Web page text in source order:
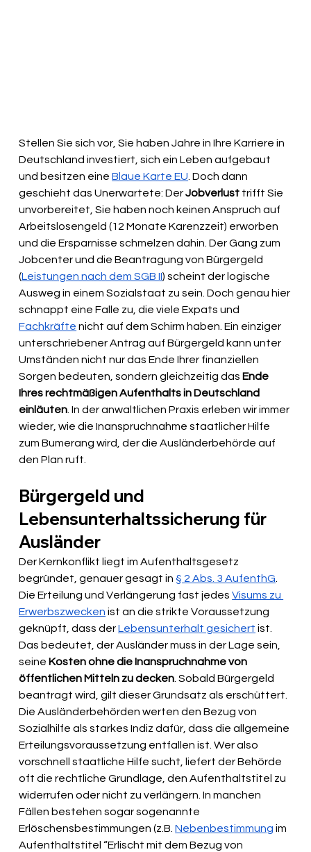
Stellen Sie sich vor, Sie haben Jahre in Ihre Karriere in
Deutschland investiert, sich ein Leben aufgebaut
und besitzen eine Blaue Karte EU . Doch dann
geschieht das Unerwartete: Der Jobverlust trifft Sie
unvorbereitet, Sie haben noch keinen Anspruch auf
Arbeitslosengeld (12 Monate Karenzzeit) erworben
und die Ersparnisse schmelzen dahin. Der Gang zum
Jobcenter und die Beantragung von Bürgergeld
(Leistungen nach dem SGB II) scheint der logische
Ausweg in einem Sozialstaat zu sein. Doch genau hier
schnappt eine Falle zu, die viele Expats und
Fachkräfte nicht auf dem Schirm haben. Ein einziger
unterschriebener Antrag auf Bürgergeld kann unter
Umständen nicht nur das Ende Ihrer finanziellen
Sorgen bedeuten, sondern gleichzeitig das Ende
Ihres rechtmäßigen Aufenthalts in Deutschland
einläuten . In der anwaltlichen Praxis erleben wir immer
wieder, wie die Inanspruchnahme staatlicher Hilfe
zum Bumerang wird, der die Ausländerbehörde auf
den Plan ruft.
Bürgergeld und
Lebensunterhaltssicherung für
Ausländer
Der Kernkonflikt liegt im Aufenthaltsgesetz
begründet, genauer gesagt in § 2 Abs. 3 AufenthG
Die Erteilung und Verlängerung fast jedes Visums zu
Erwerbszwecken ist an die strikte Voraussetzung
geknüpft, dass der Lebensunterhalt gesichert ist.
Das bedeutet, der Ausländer muss in der Lage sein,
seine Kosten ohne die Inanspruchnahme von
öffentlichen Mitteln zu decken . Sobald Bürgergeld
beantragt wird, gilt dieser Grundsatz als erschüttert.
Die Ausländerbehörden werten den Bezug von
Sozialhilfe als starkes Indiz dafür, dass die allgemeine
Erteilungsvoraussetzung entfallen ist. Wer also
vorschnell staatliche Hilfe sucht, liefert der Behörde
oft die rechtliche Grundlage, den Aufenthaltstitel zu
widerrufen oder nicht zu verlängern. In manchen
Fällen bestehen sogar sogenannte
Erlöschensbestimmungen (z.B. Nebenbestimmung im
Aufenthaltstitel “Erlischt mit dem Bezug von